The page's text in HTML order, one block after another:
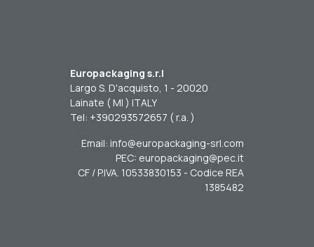
Europackaging s.r.l
Largo S. D'acquisto, 1 - 20020
Lainate ( MI ) ITALY
Tel: +390293572657 ( r.a. )
Email: info@europackaging-srl.com
PEC: europackaging@pec.it
CF / P.IVA. 10533830153 - Codice REA
1385482